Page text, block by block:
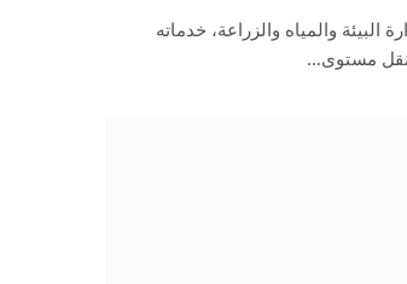
والمياه والزراعة، خدماته
نقل مستوى…